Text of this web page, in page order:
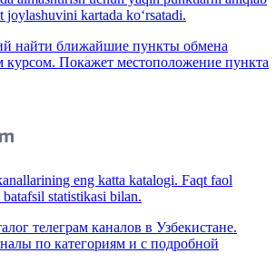
joylashuvini kartada ko‘rsatadi.
найти ближайшие пункты обмена
Покажет местоположение пункта
eng katta katalogi. Faqt faol
statistikasi bilan.
телеграм каналов в Узбекистане.
по категориям и с подробной